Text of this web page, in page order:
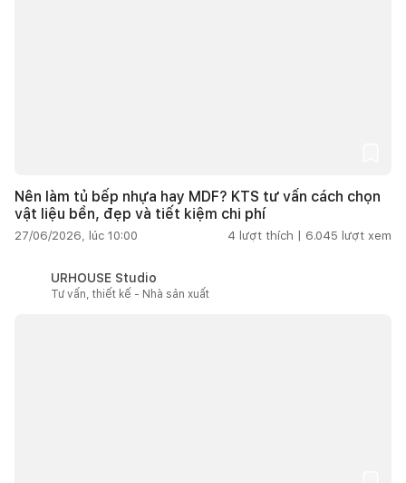
Nên làm tủ bếp nhựa hay MDF? KTS tư vấn cách chọn
vật liệu bền, đẹp và tiết kiệm chi phí
27/06/2026, lúc 10:00 4 lượt thích | 6.045 lượt xem
URHOUSE Studio
Tư vấn, thiết kế - Nhà sản xuất